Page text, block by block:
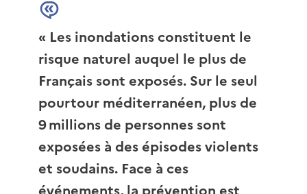
Les inondations constituent le
risque naturel auquel le plus de
Français sont exposés. Sur le seul
pourtour méditerranéen, plus de
9 millions de personnes sont
exposées à des épisodes violents
et soudains. Face à ces